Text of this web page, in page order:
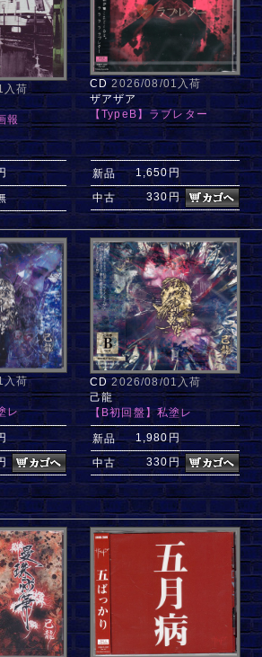
荷
報
CD2026/08/01入荷
ザアザア
【TypeB】ラブレター
新品 1,650円
中古 330円
入荷
レ
CD2026/08/01入荷
己龍
【B初回盤】私塗レ
新品 1,980円
中古 330円